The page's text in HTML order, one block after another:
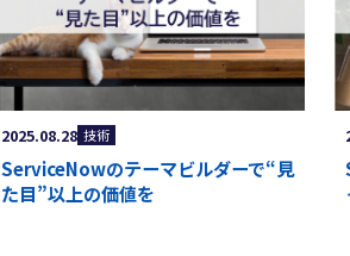
2025.08.28 技術
ServiceNowのテーマビルダーで“見
た目”以上の価値を